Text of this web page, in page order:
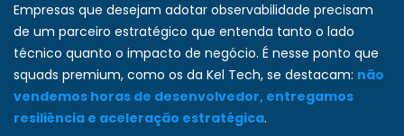
Empresas que desejam adotar observabilidade precisam
de um parceiro estratégico que entenda tanto o lado
técnico quanto o impacto de negócio. É nesse ponto que
squads premium, como os da Kel Tech, se destacam: não
vendemos horas de desenvolvedor, entregamos
resiliência e aceleração estratégica.